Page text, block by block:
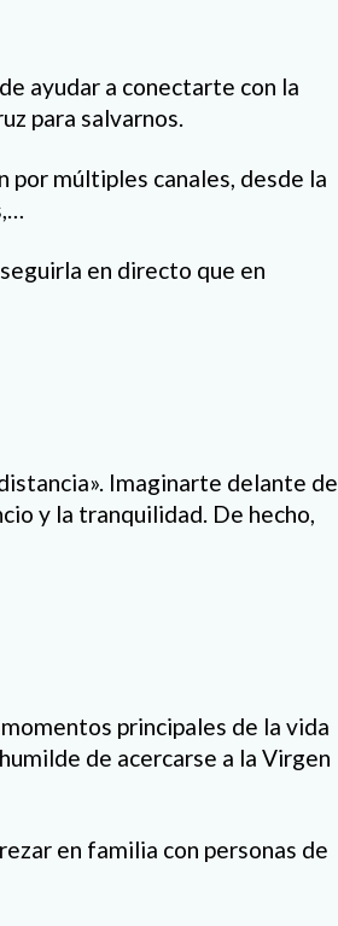
ayudar a conectarte con la
para salvarnos.
por múltiples canales, desde la
en directo que en
Imaginarte delante de
y la tranquilidad. De hecho,
principales de la vida
de acercarse a la Virgen
en familia con personas de